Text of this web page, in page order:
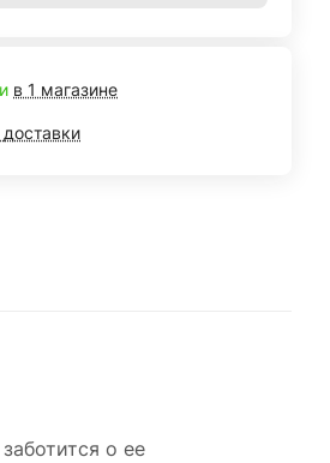
в 1 магазине
о ее